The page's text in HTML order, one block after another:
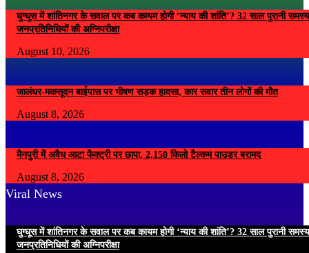
घुग्घूस में शांतिनगर के सवाल पर कब कायम होगी ‘न्याय की शांति’? 32 साल पुरानी
जनप्रतिनिधियों की अग्निपरीक्षा
August 10, 2026
जालंधर-मकसूदन बाईपास पर भीषण सड़क हादसा, कार सवार तीन लोगों की मौत
August 8, 2026
मैनपुरी में अवैध आटा फैक्ट्री पर छापा, 2,150 किलो टैल्कम पाउडर बरामद
August 8, 2026
Viral News
घुग्घूस में शांतिनगर के सवाल पर कब कायम होगी ‘न्याय की शांति’? 32 साल पुरानी
जनप्रतिनिधियों की अग्निपरीक्षा